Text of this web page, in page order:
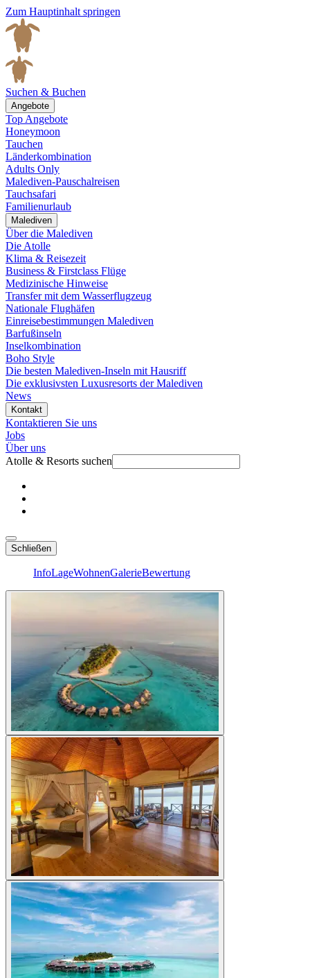
Zum Hauptinhalt springen
Suchen & Buchen
Angebote
Top Angebote
Honeymoon
Tauchen
Länderkombination
Adults Only
Malediven-Pauschalreisen
Tauchsafari
Familienurlaub
Malediven
Über die Malediven
Die Atolle
Klima & Reisezeit
Business & Firstclass Flüge
Medizinische Hinweise
Transfer mit dem Wasserflugzeug
Nationale Flughäfen
Einreisebestimmungen Malediven
Barfußinseln
Inselkombination
Boho Style
Die besten Malediven-Inseln mit Hausriff
Die exklusivsten Luxusresorts der Malediven
News
Kontakt
Kontaktieren Sie uns
Jobs
Über uns
Atolle & Resorts suchen
Schließen
InfoLageWohnenGalerieBewertung